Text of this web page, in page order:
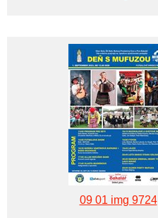
09 01 img 9724